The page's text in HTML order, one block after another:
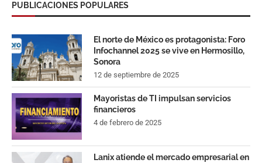
PUBLICACIONES POPULARES
El norte de México es protagonista: Foro
Infochannel 2025 se vive en Hermosillo,
Sonora
12 de septiembre de 2025
Mayoristas de TI impulsan servicios
financieros
4 de febrero de 2025
Lanix atiende el mercado empresarial en